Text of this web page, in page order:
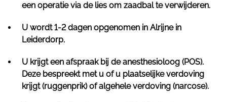
een operatie via de lies om zaadbal te verwijderen.
U wordt 1-2 dagen opgenomen in Alrijne in
Leiderdorp.
U krijgt een afspraak bij de anesthesioloog (POS).
Deze bespreekt met u of u plaatselijke verdoving
krijgt (ruggenprik) of algehele verdoving (narcose).